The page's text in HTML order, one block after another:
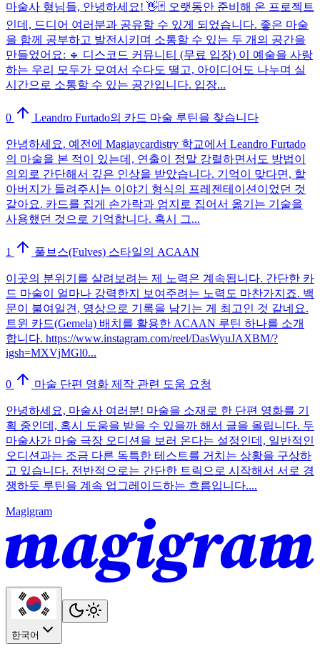
마술사 형님들, 안녕하세요! 👋🃏 오랫동안 준비해 온 프로젝트
인데, 드디어 여러분과 공유할 수 있게 되었습니다. 좋은 마술
을 함께 공부하고 발전시키며 소통할 수 있는 두 개의 공간을
만들었어요: 🔹 디스코드 커뮤니티 (무료 입장) 이 예술을 사랑
하는 우리 모두가 모여서 수다도 떨고, 아이디어도 나누며 실
시간으로 소통할 수 있는 공간입니다. 입장...
0 Leandro Furtado의 카드 마술 루틴을 찾습니다
안녕하세요. 예전에 Magiaycardistry 학교에서 Leandro Furtado
의 마술을 본 적이 있는데, 연출이 정말 강렬하면서도 방법이
의외로 간단해서 깊은 인상을 받았습니다. 기억이 맞다면, 할
아버지가 들려주시는 이야기 형식의 프레젠테이션이었던 것
같아요. 카드를 집게 손가락과 엄지로 집어서 옮기는 기술을
사용했던 것으로 기억합니다. 혹시 그...
1 풀브스(Fulves) 스타일의 ACAAN
이곳의 분위기를 살려보려는 제 노력은 계속됩니다. 간단한 카
드 마술이 얼마나 강력한지 보여주려는 노력도 마찬가지죠. 백
문이 불여일견, 영상으로 기록을 남기는 게 최고인 것 같네요.
트윈 카드(Gemela) 배치를 활용한 ACAAN 루틴 하나를 소개
합니다. https://www.instagram.com/reel/DasWyuJAXBM/?
igsh=MXVjMGl0...
0 마술 단편 영화 제작 관련 도움 요청
안녕하세요, 마술사 여러분! 마술을 소재로 한 단편 영화를 기
획 중인데, 혹시 도움을 받을 수 있을까 해서 글을 올립니다. 두
마술사가 마술 극장 오디션을 보러 온다는 설정인데, 일반적인
오디션과는 조금 다른 독특한 테스트를 거치는 상황을 구상하
고 있습니다. 전반적으로는 간단한 트릭으로 시작해서 서로 경
쟁하듯 루틴을 계속 업그레이드하는 흐름입니다....
Magigram
한국어